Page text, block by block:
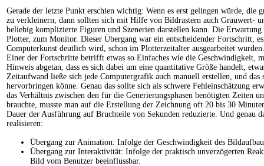
Gerade der letzte Punkt erschien wichtig: Wenn es erst gelingen würde, die
zu verkleinern, dann sollten sich mit Hilfe von Bildrastern auch Grauwert-
beliebig komplizierte Figuren und Szenerien darstellen kann. Die
Plotter, zum Monitor. Dieser Übergang war ein entscheidender Fortschritt,
Computerkunst deutlich wird, schon im Plotterzeitalter ausgearbeitet wurden.
Einer der Fortschritte betrifft etwas so Einfaches wie die
Hinweis abgetan, dass es sich dabei um eine quantitative Größe handelt,
Zeitaufwand ließe sich jede Computergrafik auch manuell erstellen, und
hervorbringen könne. Genau das sollte sich als schwere Fehleinschätzung
das Verhältnis zwischen den für die Generierungsphasen benötigten Zeiten
brauchte, musste man auf die Erstellung der Zeichnung oft 20 bis 30
Dauer der Ausführung auf Bruchteile von Sekunden reduzierte. Und
realisieren:
Übergang zur Animation: Infolge der Geschwindigkeit des
Übergang zur Interaktivität: Infolge der praktisch unverzögerten
Bild vom Benutzer beeinflussbar.